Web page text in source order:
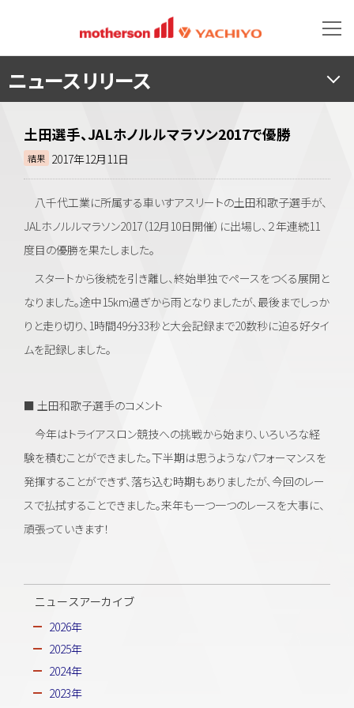
ニュースリリース
土田選手、JALホノルルマラソン2017で優勝
結果 2017年12月11日
八千代工業に所属する車いすアスリートの土田和歌子選手が、
JALホノルルマラソン2017（12月10日開催）に出場し、２年連続11
度目の優勝を果たしました。
スタートから後続を引き離し、終始単独でペースをつくる展開と
なりました。途中15km過ぎから雨となりましたが、最後までしっか
りと走り切り、1時間49分33秒と大会記録まで20数秒に迫る好タイ
ムを記録しました。
■ 土田和歌子選手のコメント
今年はトライアスロン競技への挑戦から始まり、いろいろな経
験を積むことができました。下半期は思うようなパフォーマンスを
発揮することができず、落ち込む時期もありましたが、今回のレー
スで払拭することできました。来年も一つ一つのレースを大事に、
頑張っていきます！
ニュースアーカイブ
2026年
2025年
2024年
2023年